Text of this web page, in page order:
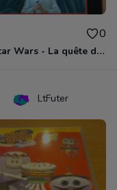
0
BD Star Wars - La quête de Vador
LtFuter